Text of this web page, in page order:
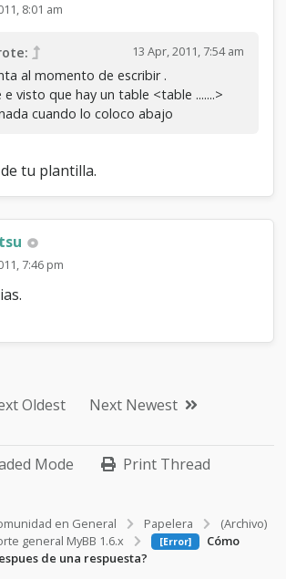
8:01 am
13 Apr, 2011, 7:54 am
al momento de escribir .
visto que hay un table <table .......>
cuando lo coloco abajo
tu plantilla.
7:46 pm
Oldest Next Newest
Mode Print Thread
en General Papelera
(Archivo)
general MyBB 1.6.x [Error]
Cómo
de una respuesta?